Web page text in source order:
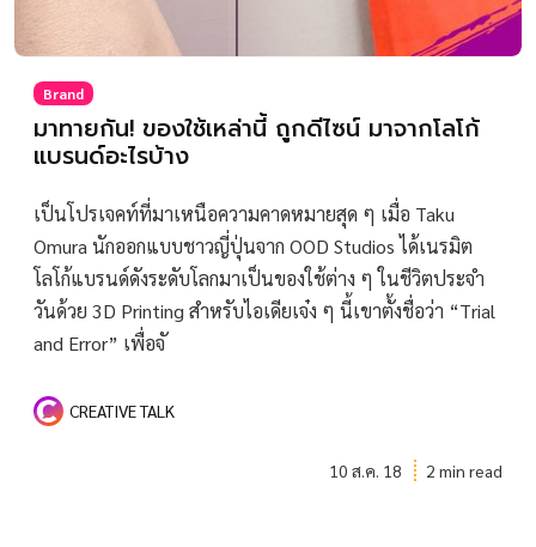
Brand
มาทายกัน! ของใช้เหล่านี้ ถูกดีไซน์ มาจากโลโก้
แบรนด์อะไรบ้าง
เป็นโปรเจคท์ที่มาเหนือความคาดหมายสุด ๆ เมื่อ Taku
Omura นักออกแบบชาวญี่ปุ่นจาก OOD Studios ได้เนรมิต
โลโก้แบรนด์ดังระดับโลกมาเป็นของใช้ต่าง ๆ ในชีวิตประจำ
วันด้วย 3D Printing สำหรับไอเดียเจ๋ง ๆ นี้เขาตั้งชื่อว่า “Trial
and Error” เพื่อจั
CREATIVE TALK
10 ส.ค. 18 2 min read